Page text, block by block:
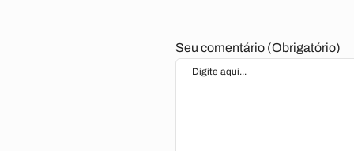
Seu comentário (Obrigatório)